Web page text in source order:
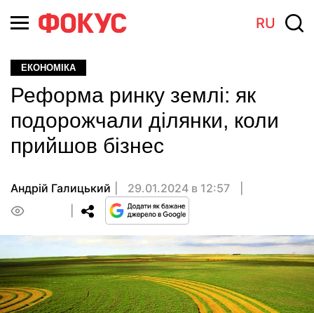
RU
ЕКОНОМІКА
Реформа ринку землі: як
подорожчали ділянки, коли
прийшов бізнес
Андрiй Галицький
29.01.2024 в 12:57